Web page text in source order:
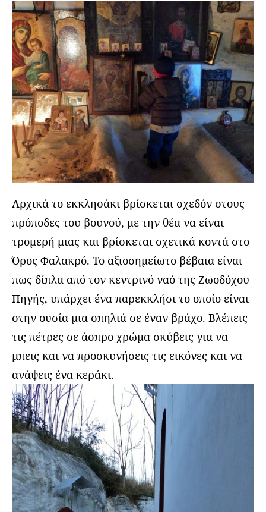
Αρχικά το εκκλησάκι βρίσκεται σχεδόν στους
πρόποδες του βουνού, με την θέα να είναι
τρομερή μιας και βρίσκεται σχετικά κοντά στο
Όρος Φαλακρό. Το αξιοσημείωτο βέβαια είναι
πως δίπλα από τον κεντρινό ναό της Ζωοδόχου
Πηγής, υπάρχει ένα παρεκκλήσι το οποίο είναι
στην ουσία μια σπηλιά σε έναν βράχο. Βλέπεις
τις πέτρες σε άσπρο χρώμα σκύβεις για να
μπεις και να προσκυνήσεις τις εικόνες και να
ανάψεις ένα κεράκι.